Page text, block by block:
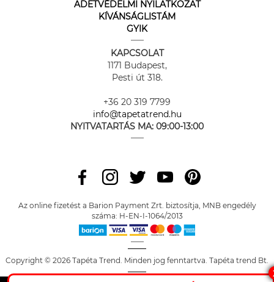
ADETVÉDELMI NYILATKOZAT
KÍVÁNSÁGLISTÁM
GYIK
KAPCSOLAT
1171 Budapest,
Pesti út 318.
+36 20 319 7799
info@tapetatrend.hu
NYITVATARTÁS MA: 09:00-13:00
Az online fizetést a Barion Payment Zrt. biztosítja, MNB engedély
száma: H-EN-I-1064/2013
Copyright © 2026 Tapéta Trend. Minden jog fenntartva. Tapéta trend Bt.